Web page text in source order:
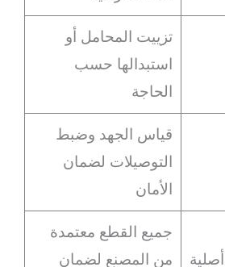
تزييت المحامل أو
استبدالها حسب
الحاجة
قياس الجهد وضبط
التوصيلات لضمان
الأمان
جميع القطع معتمدة
من المصنع لضمان